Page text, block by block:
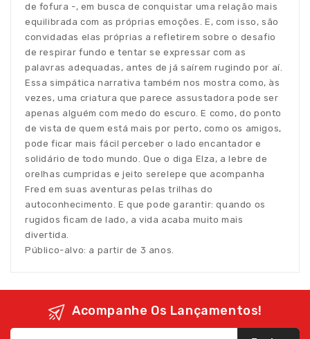
de fofura -, em busca de conquistar uma relação mais
equilibrada com as próprias emoções. E, com isso, são
convidadas elas próprias a refletirem sobre o desafio
de respirar fundo e tentar se expressar com as
palavras adequadas, antes de já saírem rugindo por aí.
Essa simpática narrativa também nos mostra como, às
vezes, uma criatura que parece assustadora pode ser
apenas alguém com medo do escuro. E como, do ponto
de vista de quem está mais por perto, como os amigos,
pode ficar mais fácil perceber o lado encantador e
solidário de todo mundo. Que o diga Elza, a lebre de
orelhas cumpridas e jeito serelepe que acompanha
Fred em suas aventuras pelas trilhas do
autoconhecimento. E que pode garantir: quando os
rugidos ficam de lado, a vida acaba muito mais
divertida.
Público-alvo: a partir de 3 anos.
Acompanhe Os Lançamentos!